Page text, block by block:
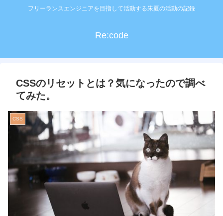
フリーランスエンジニアを目指して活動する朱夏の活動の記録
Re:code
CSSのリセットとは？気になったので調べ
てみた。
CSS